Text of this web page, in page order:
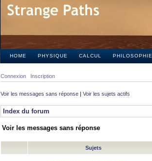
HOME PHYSIQUE CALCUL PHILOSOPHIE
Connexion Inscription
Voir les messages sans réponse | Voir les sujets actifs
Index du forum
Voir les messages sans réponse
Sujets